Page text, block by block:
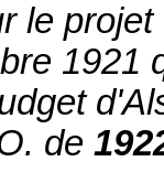
projet
1921
de